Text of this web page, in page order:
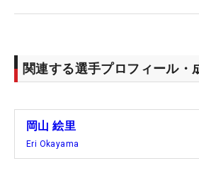
悔しさも晴らした。今週の国内メ
オープン」には予選会経由で出
決め、「絶対に勝ちたい」と心
関連する選手プロフィール・
岡山 絵里
Eri Okayama